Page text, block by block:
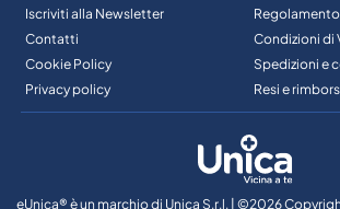
Iscriviti alla Newsletter
Contatti
Cookie Policy
Privacy policy
Condizioni di
Spedizioni e
Resi e
eUnica® è un marchio di Unica S.r.l. | ©2026